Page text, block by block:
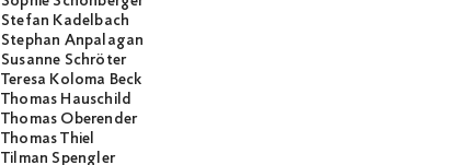
Stefan Kadelbach
Stephan Anpalagan
Susanne Schröter
Teresa Koloma Beck
Thomas Hauschild
Thomas Oberender
Thomas Thiel
Tilman Spengler